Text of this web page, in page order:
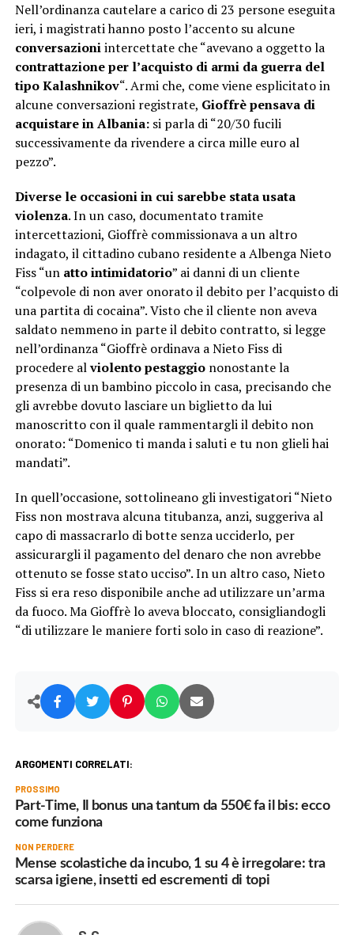
Nell’ordinanza cautelare a carico di 23 persone eseguita
ieri, i magistrati hanno posto l’accento su alcune
conversazioniintercettate che “avevano a oggetto la
contrattazione per l’acquisto di armi da guerra del
tipo Kalashnikov“. Armi che, come viene esplicitato in
alcune conversazioni registrate, Gioffrè pensava di
acquistare in Albania:si parla di “20/30 fucili
successivamente da rivendere a circa mille euro al
pezzo”.
Diverse le occasioni in cui sarebbe stata usata
violenza. In un caso, documentato tramite
intercettazioni, Gioffrè commissionava a un altro
indagato, il cittadino cubano residente a Albenga Nieto
Fiss “un atto intimidatorio” ai danni di un cliente
“colpevole di non aver onorato il debito per l’acquisto di
una partita di cocaina”. Visto che il cliente non aveva
saldato nemmeno in parte il debito contratto, si legge
nell’ordinanza “Gioffrè ordinava a Nieto Fiss di
procedere alviolento pestaggiononostante la
presenza di un bambino piccolo in casa, precisando che
gli avrebbe dovuto lasciare un biglietto da lui
manoscritto con il quale rammentargli il debito non
onorato: “Domenico ti manda i saluti e tu non glieli hai
mandati”.
In quell’occasione, sottolineano gli investigatori “Nieto
Fiss non mostrava alcuna titubanza, anzi, suggeriva al
capo di massacrarlo di botte senza ucciderlo, per
assicurargli il pagamento del denaro che non avrebbe
ottenuto se fosse stato ucciso”. In un altro caso, Nieto
Fiss si era reso disponibile anche ad utilizzare un’arma
da fuoco. Ma Gioffrè lo aveva bloccato, consigliandogli
“di utilizzare le maniere forti solo in caso di reazione”.
ARGOMENTI CORRELATI:
PROSSIMO
Part-Time, Il bonus una tantum da 550€ fa il bis: ecco
come funziona
NON PERDERE
Mense scolastiche da incubo, 1 su 4 è irregolare: tra
scarsa igiene, insetti ed escrementi di topi